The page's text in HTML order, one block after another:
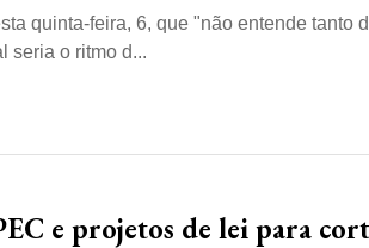
quinta-feira, 6, que "não entende tanto
seria o ritmo d...
e projetos de lei para